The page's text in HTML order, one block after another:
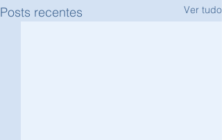
Posts recentes Ver tudo